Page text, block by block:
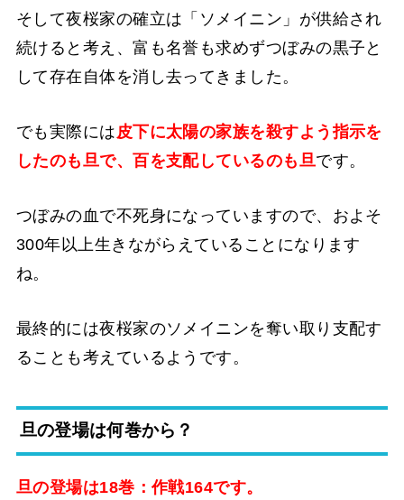
そして夜桜家の確立は「ソメイニン」が供給され
続けると考え、富も名誉も求めずつぼみの黒子と
して存在自体を消し去ってきました。
でも実際には 皮下に太陽の家族を殺すよう指示を
したのも旦で、百を支配しているのも旦です。
つぼみの血で不死身になっていますので、およそ
300年以上生きながらえている ことになります
ね。
最終的には夜桜家のソメイニンを奪い取り支配す
ることも考えているようです。
旦の登場は何巻から？
旦の登場は18巻：作戦164です。